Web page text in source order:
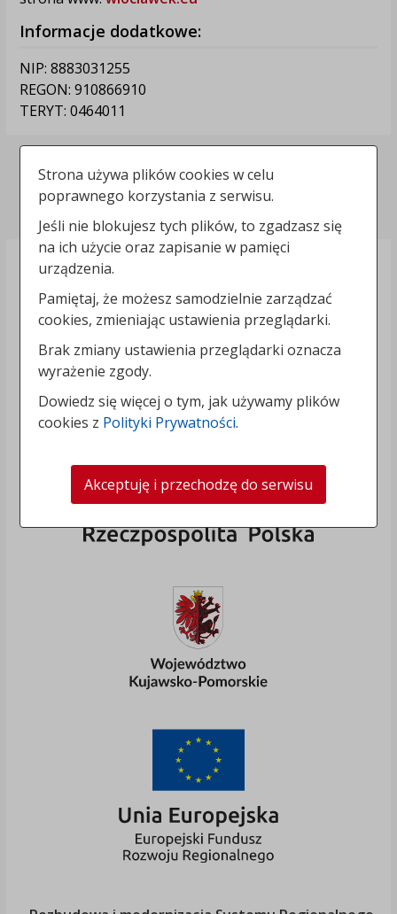
Informacje dodatkowe:
NIP: 8883031255
REGON: 910866910
TERYT: 0464011
Deklaracja dostępności
Polityka prywatności
Strona używa plików cookies w celu
poprawnego korzystania z serwisu.
Jeśli nie blokujesz tych plików, to zgadzasz się
na ich użycie oraz zapisanie w pamięci
urządzenia.
Pamiętaj, że możesz samodzielnie zarządzać
cookies, zmieniając ustawienia przeglądarki.
Brak zmiany ustawienia przeglądarki oznacza
wyrażenie zgody.
Dowiedz się więcej o tym, jak używamy plików
cookies z Polityki Prywatności.
Akceptuję i przechodzę do serwisu